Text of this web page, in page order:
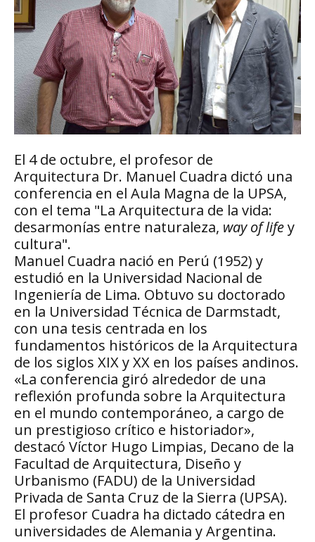
El 4 de octubre, el profesor de
Arquitectura Dr. Manuel Cuadra dictó una
conferencia en el Aula Magna de la UPSA,
con el tema "La Arquitectura de la vida:
desarmonías entre naturaleza, way of lifey
cultura".
Manuel Cuadra nació en Perú (1952) y
estudió en la Universidad Nacional de
Ingeniería de Lima. Obtuvo su doctorado
en la Universidad Técnica de Darmstadt,
con una tesis centrada en los
fundamentos históricos de la Arquitectura
de los siglos XIX y XX en los países andinos.
«La conferencia giró alrededor de una
reflexión profunda sobre la Arquitectura
en el mundo contemporáneo, a cargo de
un prestigioso crítico e historiador»,
destacó Víctor Hugo Limpias, Decano de la
Facultad de Arquitectura, Diseño y
Urbanismo (FADU) de la Universidad
Privada de Santa Cruz de la Sierra (UPSA).
El profesor Cuadra ha dictado cátedra en
universidades de Alemania y Argentina.